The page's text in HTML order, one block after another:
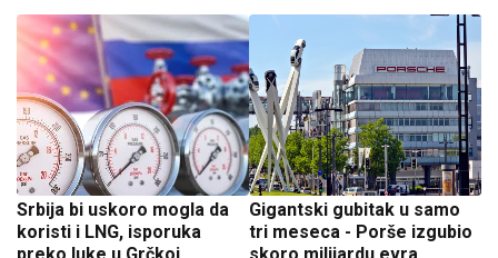
Srbija bi uskoro mogla da
koristi i LNG, isporuka
Gigantski gubitak u samo
tri meseca - Porše izgubio